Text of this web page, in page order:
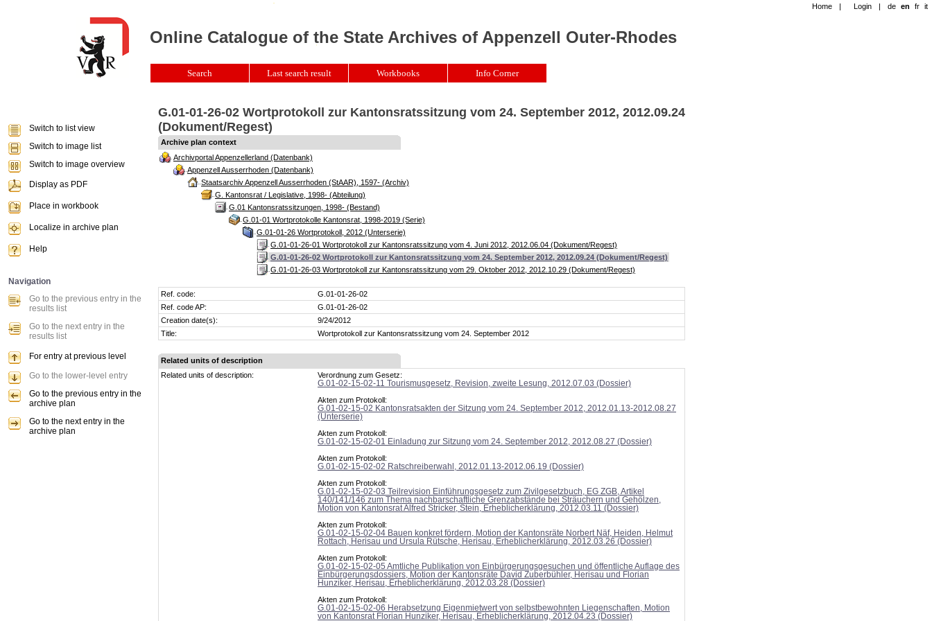
G.01-01-26-02 Wortprotokoll zur Kantonsratssitzung vom 24. September 2012, 2012.09.24
(Dokument/Regest)
Archive plan context
Archivportal Appenzellerland (Datenbank)
Appenzell Ausserrhoden (Datenbank)
Staatsarchiv Appenzell Ausserrhoden (StAAR), 1597- (Archiv)
G. Kantonsrat / Legislative, 1998- (Abteilung)
G.01 Kantonsratssitzungen, 1998- (Bestand)
G.01-01 Wortprotokolle Kantonsrat, 1998-2019 (Serie)
G.01-01-26 Wortprotokoll, 2012 (Unterserie)
G.01-01-26-01 Wortprotokoll zur Kantonsratssitzung vom 4. Juni 2012, 2012.06.04 (Dokument/Regest)
G.01-01-26-02 Wortprotokoll zur Kantonsratssitzung vom 24. September 2012, 2012.09.24 (Dokument/Regest)
G.01-01-26-03 Wortprotokoll zur Kantonsratssitzung vom 29. Oktober 2012, 2012.10.29 (Dokument/Regest)
Ref. code:
G.01-01-26-02
Ref. code AP:
G.01-01-26-02
Creation date(s):
9/24/2012
Title:
Wortprotokoll zur Kantonsratssitzung vom 24. September 2012
Related units of description
Related units of description:
Verordnung zum Gesetz:
G.01-02-15-02-11 Tourismusgesetz, Revision, zweite Lesung, 2012.07.03 (Dossier)
Akten zum Protokoll:
G.01-02-15-02 Kantonsratsakten der Sitzung vom 24. September 2012, 2012.01.13-2012.08.27
(Unterserie)
Akten zum Protokoll:
G.01-02-15-02-01 Einladung zur Sitzung vom 24. September 2012, 2012.08.27 (Dossier)
Akten zum Protokoll:
G.01-02-15-02-02 Ratschreiberwahl, 2012.01.13-2012.06.19 (Dossier)
Akten zum Protokoll:
G.01-02-15-02-03 Teilrevision Einführungsgesetz zum Zivilgesetzbuch, EG ZGB, Artikel
140/141/146 zum Thema nachbarschaftliche Grenzabstände bei Sträuchern und Gehölzen,
Motion von Kantonsrat Alfred Stricker, Stein, Erheblicherklärung, 2012.03.11 (Dossier)
Akten zum Protokoll:
G.01-02-15-02-04 Bauen konkret fördern, Motion der Kantonsräte Norbert Näf, Heiden, Helmut
Rottach, Herisau und Ursula Rütsche, Herisau, Erheblicherklärung, 2012.03.26 (Dossier)
Akten zum Protokoll:
G.01-02-15-02-05 Amtliche Publikation von Einbürgerungsgesuchen und öffentliche Auflage des
Einbürgerungsdossiers, Motion der Kantonsräte David Zuberbühler, Herisau und Florian
Hunziker, Herisau, Erheblicherklärung, 2012.03.28 (Dossier)
Akten zum Protokoll:
G.01-02-15-02-06 Herabsetzung Eigenmietwert von selbstbewohnten Liegenschaften, Motion
von Kantonsrat Florian Hunziker, Herisau, Erheblicherklärung, 2012.04.23 (Dossier)
Home | Login | de en fr it
Online Catalogue of the State Archives of Appenzell Outer-Rhodes
Search Last search result Workbooks Info Corner
Switch to list view
Switch to image list
Switch to image overview
Display as PDF
Place in workbook
Localize in archive plan
Help
Navigation
Go to the previous entry in the
results list
Go to the next entry in the
results list
For entry at previous level
Go to the lower-level entry
Go to the previous entry in the
archive plan
Go to the next entry in the
archive plan